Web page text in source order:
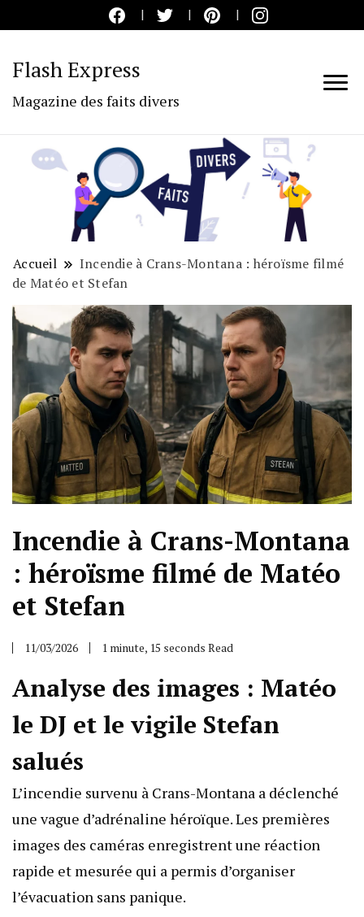
Flash Express
Magazine des faits divers
Accueil
Incendie à Crans-Montana : héroïsme filmé
de Matéo et Stefan
Incendie à Crans-Montana
: héroïsme filmé de Matéo
et Stefan
11/03/2026 1 minute, 15 seconds Read
Analyse des images : Matéo
le DJ et le vigile Stefan
salués
L’incendie survenu à Crans-Montana a déclenché
une vague d’adrénaline héroïque. Les premières
images des caméras enregistrent une réaction
rapide et mesurée qui a permis d’organiser
l’évacuation sans panique.